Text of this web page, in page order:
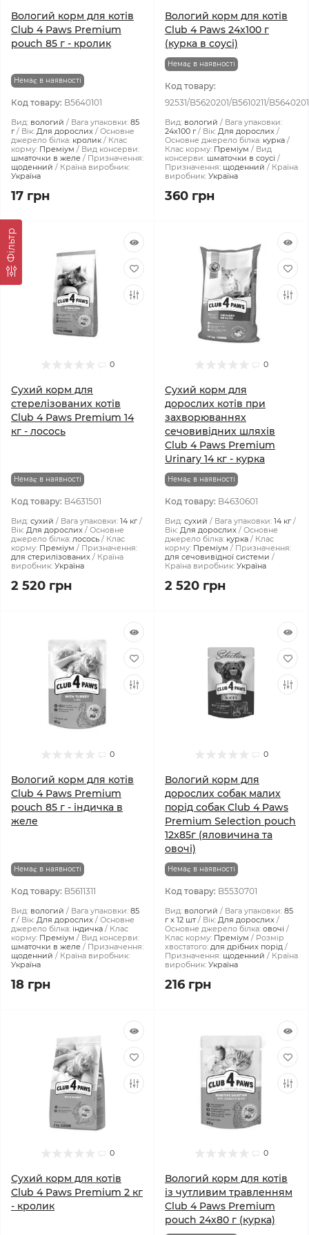
Фiльтр
Вологий корм для котів
Club 4 Paws Premium
pouch 85 г - кролик
Немає в наявності
Код товару: B5640101
Вид: вологий Вага упаковки: 85
г
Вік: Для дорослих
Основне
джерело білка: кролик
Клас
корму: Преміум
Вид консерви:
шматочки в желе
Призначення:
щоденний
Країна виробник:
Україна
17 грн
Вологий корм для котів
Club 4 Paws 24x100 г
(курка в соусі)
Немає в наявності
Код товару:
92531/B5620201/B5610211/B5640201
Вид: вологий
Вага упаковки:
24x100 г
Вік: Для дорослих
Основне джерело білка: курка
Клас корму: Преміум
Вид
консерви: шматочки в соусі
Призначення: щоденний
Країна
виробник: Україна
360 грн
0
Сухий корм для
стерелізованих котів
Club 4 Paws Premium 14
кг - лосось
Немає в наявності
Код товару: B4631501
Вид: сухий Вага упаковки: 14 кг
Вік: Для дорослих
Основне
джерело білка: лосось
Клас
корму: Преміум
Призначення:
для стерилізованих
Країна
виробник: Україна
2 520 грн
0
Сухий корм для
дорослих котів при
захворюваннях
сечовивідних шляхів
Club 4 Paws Premium
Urinary 14 кг - курка
Немає в наявності
Код товару: B4630601
Вид: сухий Вага упаковки: 14 кг
Вік: Для дорослих
Основне
джерело білка: курка
Клас
корму: Преміум
Призначення:
для сечовивідної системи
Країна виробник: Україна
2 520 грн
0
Вологий корм для котів
Club 4 Paws Premium
pouch 85 г - індичка в
желе
Немає в наявності
Код товару: B5611311
Вид: вологий Вага упаковки: 85
г
Вік: Для дорослих
Основне
джерело білка: індичка
Клас
корму: Преміум
Вид консерви:
шматочки в желе
Призначення:
щоденний
Країна виробник:
Україна
18 грн
0
Вологий корм для
дорослих собак малих
порід собак Club 4 Paws
Premium Selection pouch
12x85г (яловичина та
овочі)
Немає в наявності
Код товару: B5530701
Вид: вологий Вага упаковки: 85
г х 12 шт
Вік: Для дорослих
Основне джерело білка: овочі
Клас корму: Преміум
Розмір
хвостатого: для дрібних порід
Призначення: щоденний
Країна
виробник: Україна
216 грн
0
Сухий корм для котів
Club 4 Paws Premium 2 кг
- кролик
0
Вологий корм для котів
із чутливим травленням
Club 4 Paws Premium
pouch 24x80 г (курка)